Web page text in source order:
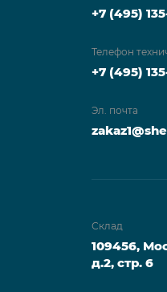
+7 (495)
Телефон
+7 (495)
Эл. почта
Склад
109456,
д.2, стр. 6